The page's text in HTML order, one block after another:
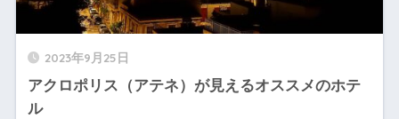
2023年9月25日
アクロポリス（アテネ）が見えるオススメのホテ
ル